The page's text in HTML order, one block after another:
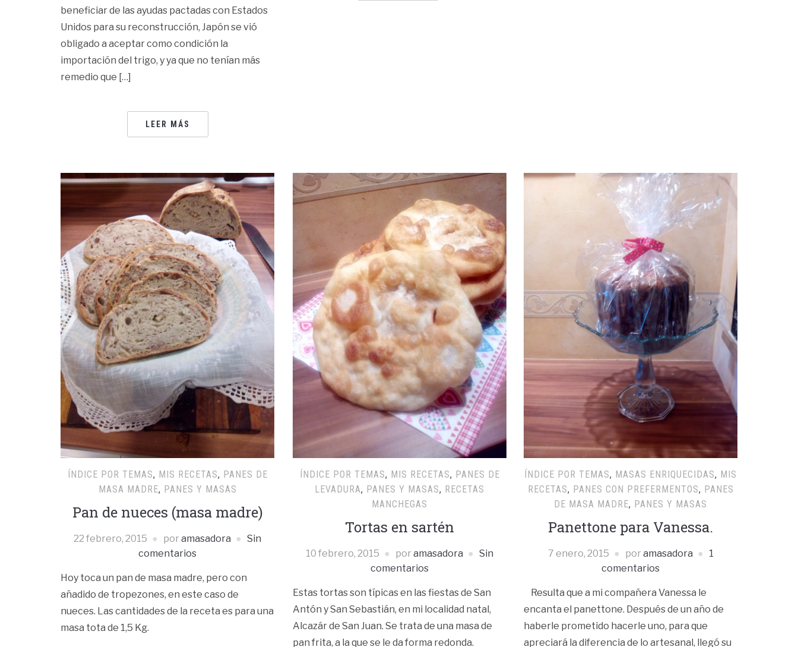
beneficiar de las ayudas pactadas con Estados
Unidos para su reconstrucción, Japón se vió
obligado a aceptar como condición la
importación del trigo, y ya que no tenían más
remedio que […]
LEER MÁS
ÍNDICE POR TEMAS, MIS RECETAS, PANES DE
MASA MADRE, PANES Y MASAS
Pan de nueces (masa madre)
22 febrero, 2015 por amasadora
Sin
comentarios
Hoy toca un pan de masa madre, pero con
añadido de tropezones, en este caso de
nueces. Las cantidades de la receta es para una
masa tota de 1,5 Kg.
ÍNDICE POR TEMAS, MIS RECETAS, PANES DE
LEVADURA, PANES Y MASAS, RECETAS
MANCHEGAS
Tortas en sartén
10 febrero, 2015 poramasadora
Sin
comentarios
Estas tortas son típicas en las fiestas de San
Antón y San Sebastián, en mi localidad natal,
Alcazár de San Juan. Se trata de una masa de
pan frita, a la que se le da forma redonda.
ÍNDICE POR TEMAS, MASAS ENRIQUECIDAS, MIS
RECETAS, PANES CON PREFERMENTOS, PANES
DE MASA MADRE, PANES Y MASAS
Panettone para Vanessa.
7 enero, 2015 por amasadora
1
comentarios
Resulta que a mi compañera Vanessa le
encanta el panettone. Después de un año de
haberle prometido hacerle uno, para que
apreciará la diferencia de lo artesanal, llegó su